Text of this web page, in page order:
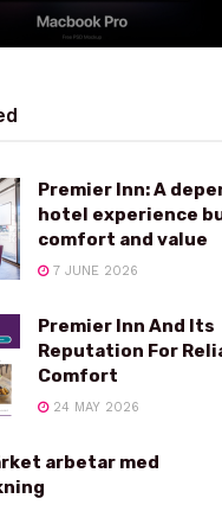
Premier Inn: A
hotel experience
comfort and value
7 JUNE 2026
Premier Inn And Its
Reputation For
Comfort
24 MAY 2026
arbetar med